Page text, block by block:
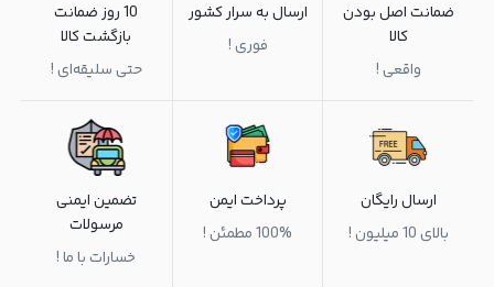
ضمانت اصل بودن
کالا
واقعی !
ارسال به سرار کشور
فوری !
10 روز ضمانت
بازگشت کالا
حتی سلیقه‌ای !
ارسال رایگان
بالای 10 میلیون !
پرداخت ایمن
100% مطمئن !
تضمین ایمنی
مرسولات
خسارات با ما !